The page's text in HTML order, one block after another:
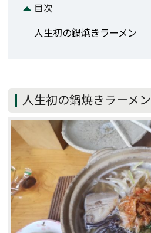
目次
人生初の鍋焼きラーメン
人生初の鍋焼きラーメン